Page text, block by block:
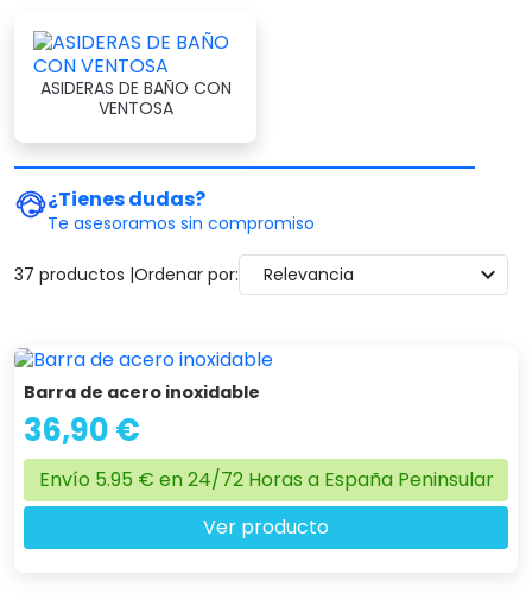
ASIDERAS DE BAÑO CON
VENTOSA
¿Tienes dudas?
Te asesoramos sin compromiso
37 productos |Ordenar por: Relevancia expand_more
Barra de acero inoxidable
36,90 €
Envío 5.95 € en 24/72 Horas a España Peninsular
Ver producto